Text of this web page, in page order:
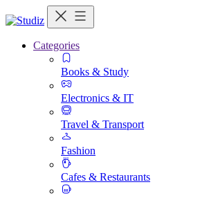
Categories
Books & Study
Electronics & IT
Travel & Transport
Fashion
Cafes & Restaurants